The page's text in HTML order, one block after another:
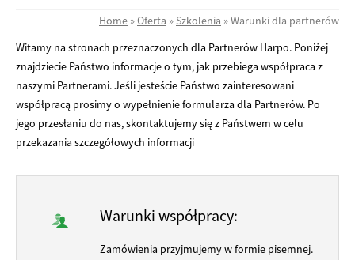
Home »Oferta » Szkolenia »Warunki dla partnerów
Witamy na stronach przeznaczonych dla Partnerów Harpo. Poniżej
znajdziecie Państwo informacje o tym, jak przebiega współpraca z
naszymi Partnerami. Jeśli jesteście Państwo zainteresowani
współpracą prosimy o wypełnienie formularza dla Partnerów. Po
jego przesłaniu do nas, skontaktujemy się z Państwem w celu
przekazania szczegółowych informacji
Warunki współpracy:
Zamówienia przyjmujemy w formie pisemnej.